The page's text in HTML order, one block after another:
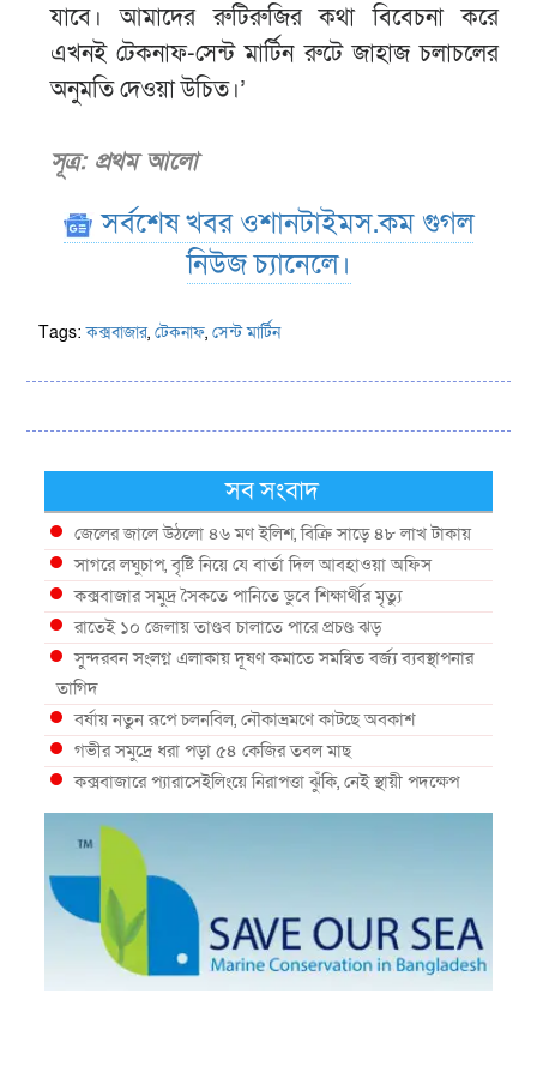
যাবে। আমাদের রুটিরুজির কথা বিবেচনা করে
এখনই টেকনাফ-সেন্ট মার্টিন রুটে জাহাজ চলাচলের
অনুমতি দেওয়া উচিত।’
সূত্র: প্রথম আলো
সর্বশেষ খবর ওশানটাইমস.কম গুগল
নিউজ চ্যানেলে।
Tags:কক্সবাজার,টেকনাফ,সেন্ট মার্টিন
সব সংবাদ
জেলের জালে উঠলো ৪৬ মণ ইলিশ, বিক্রি সাড়ে ৪৮ লাখ টাকায়
সাগরে লঘুচাপ, বৃষ্টি নিয়ে যে বার্তা দিল আবহাওয়া অফিস
কক্সবাজার সমুদ্র সৈকতে পানিতে ডুবে শিক্ষার্থীর মৃত্যু
রাতেই ১০ জেলায় তাণ্ডব চালাতে পারে প্রচণ্ড ঝড়
সুন্দরবন সংলগ্ন এলাকায় দূষণ কমাতে সমন্বিত বর্জ্য ব্যবস্থাপনার
তাগিদ
বর্ষায় নতুন রূপে চলনবিল, নৌকাভ্রমণে কাটছে অবকাশ
গভীর সমুদ্রে ধরা পড়া ৫৪ কেজির তবল মাছ
কক্সবাজারে প্যারাসেইলিংয়ে নিরাপত্তা ঝুঁকি, নেই স্থায়ী পদক্ষেপ
১৩ জেলায় ঝোড়ো হাওয়া-বজ্রবৃষ্টির শঙ্কা, নদীবন্দরে ১ নম্বর
সতর্কসংকেত
দেশের ৫ জেলায় বন্যার শঙ্কা